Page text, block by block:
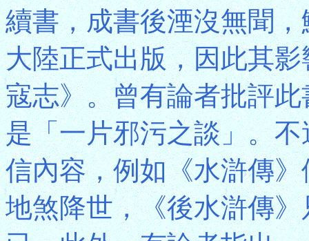
續書，成書後湮沒無聞
大陸正式出版，因此其
寇志》。曾有論者批評
是「一片邪污之談」。
信內容，例如《水滸傳
地煞降世，《後水滸傳